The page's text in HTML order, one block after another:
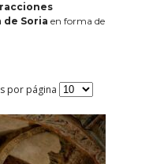
Soria en forma de
por página